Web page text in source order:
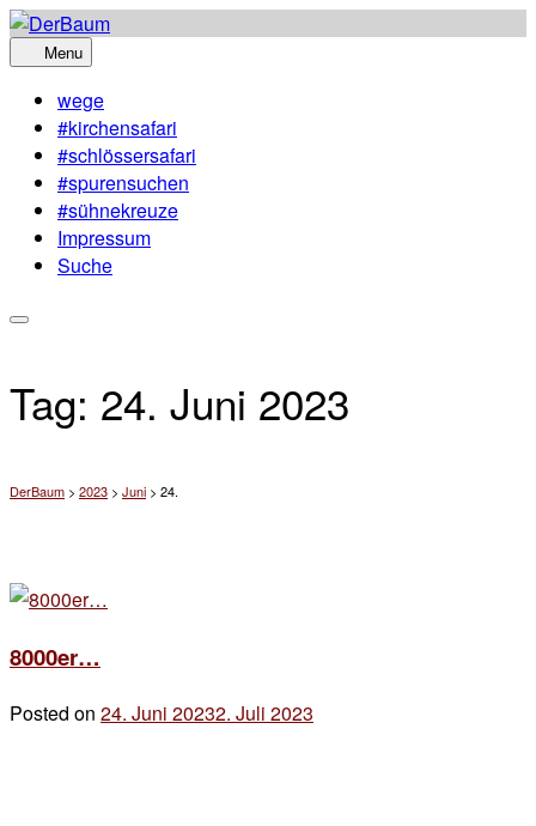
Skip
to
Menu
wege
#kirchensafari
#schlössersafari
#spurensuchen
#sühnekreuze
Impressum
Suche
Tag: 24. Juni 2023
DerBaum > 2023 > Juni > 24.
8000er…
Posted on 24. Juni 20232. Juli 2023